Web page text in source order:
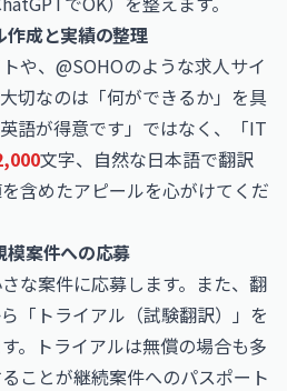
作成と実績の整理
や、@SOHOのような求人サイ
切なのは「何ができるか」を具
語が得意です」ではなく、「IT
文字、自然な日本語で翻訳
含めたアピールを心がけてくだ
模案件への応募
な案件に応募します。また、翻
「トライアル（試験翻訳）」を
。トライアルは無償の場合も多
ことが継続案件へのパスポート